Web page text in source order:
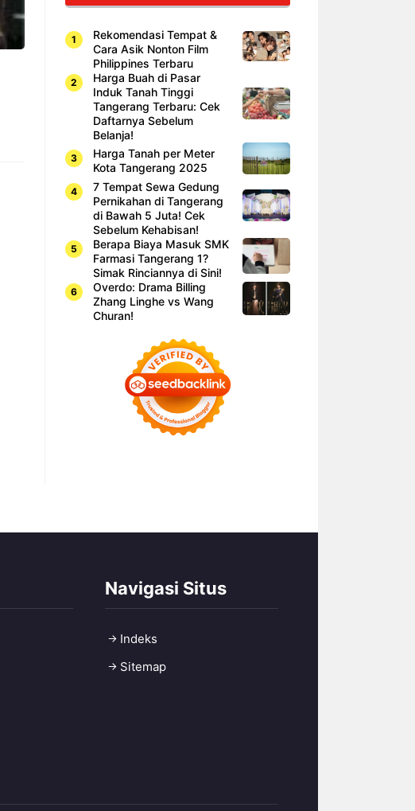
Rekomendasi Tempat &
Cara Asik Nonton Film
Philippines Terbaru
Harga Buah di Pasar
Induk Tanah Tinggi
Tangerang Terbaru: Cek
Daftarnya Sebelum
Belanja!
Harga Tanah per Meter
Kota Tangerang 2025
7 Tempat Sewa Gedung
Pernikahan di Tangerang
di Bawah 5 Juta! Cek
Sebelum Kehabisan!
Berapa Biaya Masuk SMK
Farmasi Tangerang 1?
Simak Rinciannya di Sini!
Overdo: Drama Billing
Zhang Linghe vs Wang
Churan!
Navigasi Situs
Indeks
Sitemap